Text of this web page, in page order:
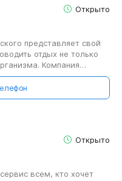
Открыто
представляет свой
отдых не только
Компания
Открыто
всем, кто хочет